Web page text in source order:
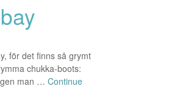
för det finns så grymt
chukka-boots:
man … Continue